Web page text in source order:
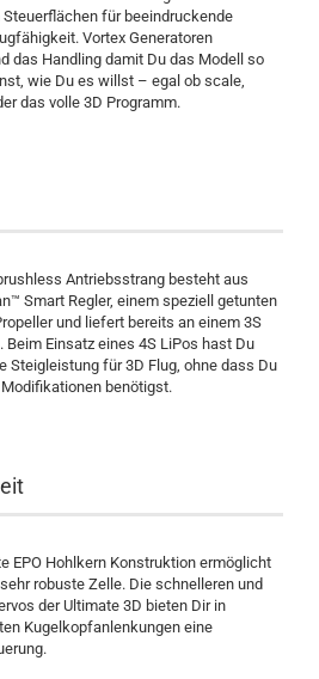
für beeindruckende
Vortex Generatoren
das Handling damit Du das Modell so
wie Du es willst – egal ob scale,
das volle 3D Programm.
Antriebsstrang besteht aus
Smart Regler, einem speziell getunten
und liefert bereits an einem 3S
Beim Einsatz eines 4S LiPos hast Du
Steigleistung für 3D Flug, ohne dass Du
benötigst.
EPO Hohlkern Konstruktion ermöglicht
robuste Zelle. Die schnelleren und
der Ultimate 3D bieten Dir in
Kugelkopfanlenkungen eine